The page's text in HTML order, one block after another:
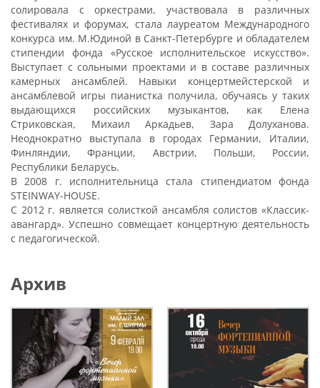
солировала с оркестрами, участвовала в различных
фестивалях и форумах, стала лауреатом Международного
конкурса им. М.Юдиной в Санкт-Петербурге и обладателем
стипендии фонда «Русское исполнительское искусство».
Выступает с сольными проектами и в составе различных
камерных ансамблей. Навыки концертмейстерской и
ансамблевой игры пианистка получила, обучаясь у таких
выдающихся российских музыкантов, как Елена
Стриковская, Михаил Аркадьев, Зара Долуханова.
Неоднократно выступала в городах Германии, Италии,
Финляндии, Франции, Австрии, Польши, России,
Республики Беларусь.
В 2008 г. исполнительница стала стипендиатом фонда
STEINWAY-HOUSE.
С 2012 г. является солисткой ансамбля солистов «Классик-
авангард». Успешно совмещает концертную деятельность
с педагогической.
Архив